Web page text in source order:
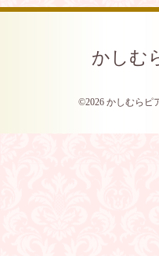
かしむ
©2026 かしむらピ